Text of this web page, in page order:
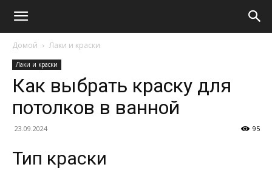
Домой Лаки и краски
Лаки и краски
Как выбрать краску для
потолков в ванной
23.09.2024 95
Тип краски